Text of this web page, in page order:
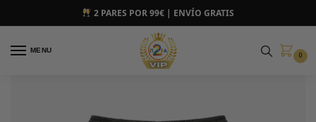
2 PARES POR 99€ | ENVÍO GRATIS
MENU
0